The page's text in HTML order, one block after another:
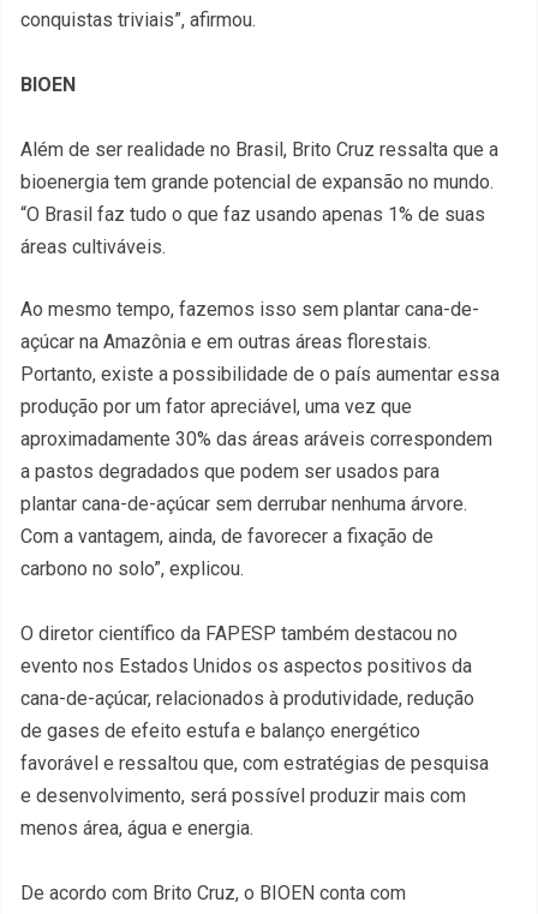
conquistas triviais”, afirmou.
BIOEN
Além de ser realidade no Brasil, Brito Cruz ressalta que a
bioenergia tem grande potencial de expansão no mundo.
“O Brasil faz tudo o que faz usando apenas 1% de suas
áreas cultiváveis.
Ao mesmo tempo, fazemos isso sem plantar cana-de-
açúcar na Amazônia e em outras áreas florestais.
Portanto, existe a possibilidade de o país aumentar essa
produção por um fator apreciável, uma vez que
aproximadamente 30% das áreas aráveis correspondem
a pastos degradados que podem ser usados para
plantar cana-de-açúcar sem derrubar nenhuma árvore.
Com a vantagem, ainda, de favorecer a fixação de
carbono no solo”, explicou.
O diretor científico da FAPESP também destacou no
evento nos Estados Unidos os aspectos positivos da
cana-de-açúcar, relacionados à produtividade, redução
de gases de efeito estufa e balanço energético
favorável e ressaltou que, com estratégias de pesquisa
e desenvolvimento, será possível produzir mais com
menos área, água e energia.
De acordo com Brito Cruz, o BIOEN conta com